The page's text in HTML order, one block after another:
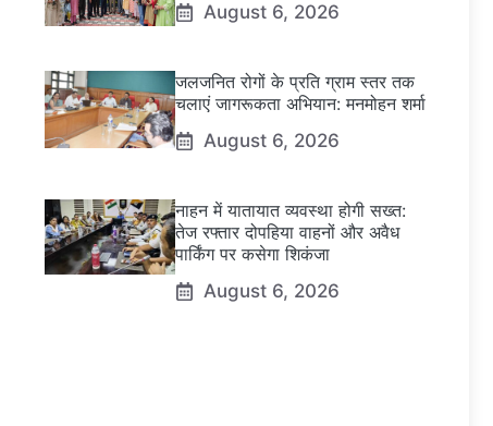
August 6, 2026
जलजनित रोगों के प्रति ग्राम स्तर तक
चलाएं जागरूकता अभियान: मनमोहन शर्मा
August 6, 2026
नाहन में यातायात व्यवस्था होगी सख्त:
तेज रफ्तार दोपहिया वाहनों और अवैध
पार्किंग पर कसेगा शिकंजा
August 6, 2026